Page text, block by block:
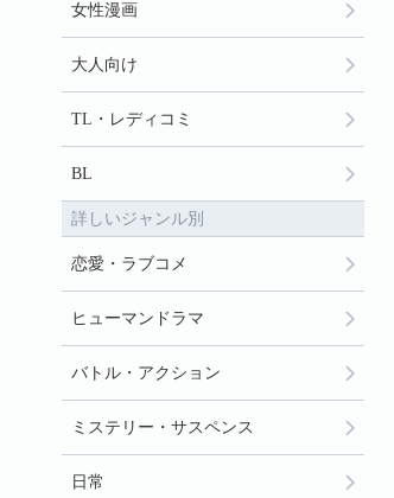
女性漫画
大人向け
TL・レディコミ
BL
詳しいジャンル別
恋愛・ラブコメ
ヒューマンドラマ
バトル・アクション
ミステリー・サスペンス
日常